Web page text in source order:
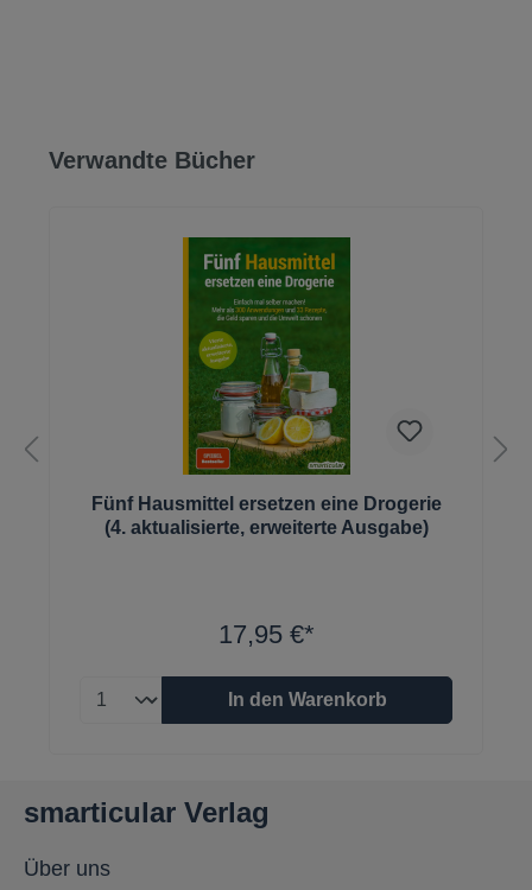
Produktgalerie überspringen
Verwandte Bücher
Fünf Hausmittel ersetzen eine Drogerie
(4. aktualisierte, erweiterte Ausgabe)
17,95 €*
In den Warenkorb
smarticular Verlag
Über uns